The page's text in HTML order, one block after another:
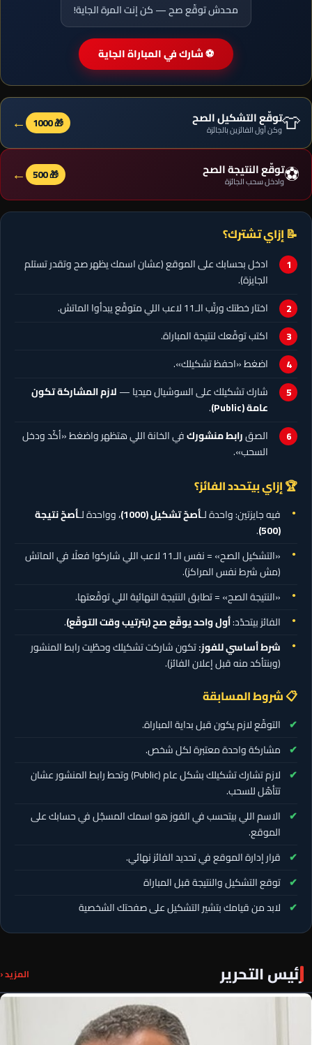
محدش توقّع صح — كن إنت المرة الجاية!
⚽ شارك في المباراة الجاية
👕توقّع التشكيل الصح
وكن أول الفائزين بالجائزة 🎁 1000
←
⚽توقّع النتيجة الصح
وادخل سحب الجائزة 🎁 500
←
📝 إزاي تشترك؟
ادخل بحسابك على الموقع (عشان اسمك يظهر صح وتقدر تستلم
الجايزة).
اختار خطتك ورتّب الـ11 لاعب اللي متوقّع يبدأوا الماتش.
اكتب توقّعك لنتيجة المباراة.
اضغط «احفظ تشكيلك».
شارك تشكيلك على السوشيال ميديا —لازم المشاركة تكون
عامة (Public)
.
الصقرابط منشوركفي الخانة اللي هتظهر واضغط «أكّد ودخل
السحب».
🏆 إزاي بيتحدد الفائز؟
فيه جايزتين: واحدة لـأصحّ تشكيل(1000) ، وواحدة لـأصحّ نتيجة
(500)
.
«التشكيل الصح» = نفس الـ11 لاعب اللي شاركوا فعلًا في الماتش
(مش شرط نفس المراكز).
«النتيجة الصح» = تطابق النتيجة النهائية اللي توقّعتها.
الفائز بيتحدّد:أول واحد يوقّع صح (بترتيب وقت التوقّع).
شرط أساسي للفوز:تكون شاركت تشكيلك وحطّيت رابط المنشور
(وبنتأكد منه قبل إعلان الفائز).
📋 شروط المسابقة
التوقّع لازم يكون قبل بداية المباراة.
مشاركة واحدة معتبرة لكل شخص.
لازم تشارك تشكيلك بشكل عام (Public) وتحط رابط المنشور عشان
تتأهّل للسحب.
الاسم اللي بيتحسب في الفوز هو اسمك المسجّل في حسابك على
الموقع.
قرار إدارة الموقع في تحديد الفائز نهائي.
توقع التشكيل والنتيجة قبل المباراة
لابد من قيامك بتشير التشكيل على صفحتك الشخصية
رئيس التحرير المزيد ‹